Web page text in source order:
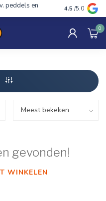
peddels en Advies van
4.5 /5.0
0
gevonden!
WINKELEN